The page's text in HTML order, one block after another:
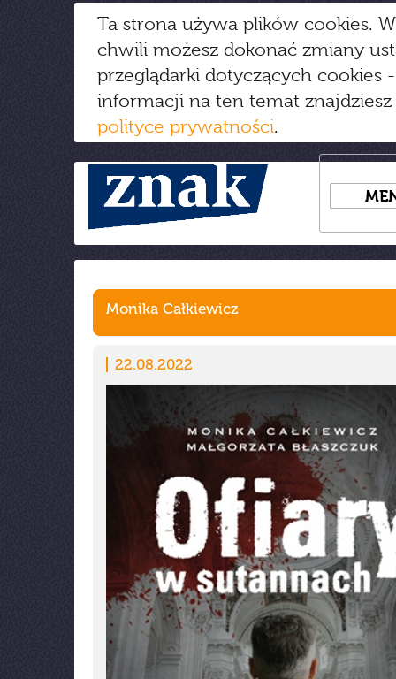
Ta strona używa plików cookies.
chwili możesz dokonać zmiany
przeglądarki dotyczących cookies
informacji na ten temat
polityce prywatności.
Monika Całkiewicz
22.08.2022